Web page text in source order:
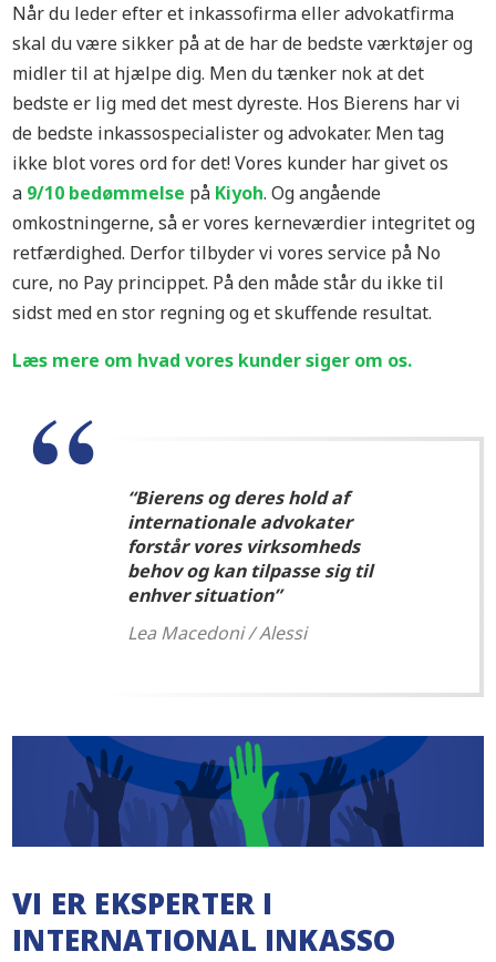
Når du leder efter et inkassofirma eller advokatfirma
skal du være sikker på at de har de bedste værktøjer og
midler til at hjælpe dig. Men du tænker nok at det
bedste er lig med det mest dyreste. Hos Bierens har vi
de bedste inkassospecialister og advokater. Men tag
ikke blot vores ord for det! Vores kunder har givet os
a 9/10 bedømmelse på Kiyoh. Og angående
omkostningerne, så er vores kerneværdier integritet og
retfærdighed. Derfor tilbyder vi vores service på No
cure, no Pay princippet. På den måde står du ikke til
sidst med en stor regning og et skuffende resultat.
Læs mere om hvad vores kunder siger om os.
“Bierens og deres hold af
internationale advokater
forstår vores virksomheds
behov og kan tilpasse sig til
enhver situation”
Lea Macedoni / Alessi
VI ER EKSPERTER I
INTERNATIONAL INKASSO